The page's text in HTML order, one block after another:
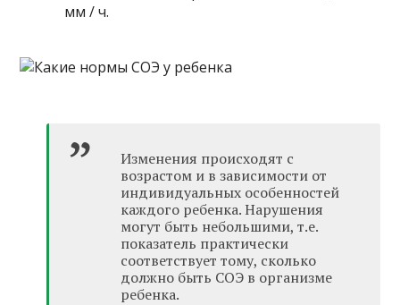
мм / ч.
Изменения происходят с
возрастом и в зависимости от
индивидуальных особенностей
каждого ребенка. Нарушения
могут быть небольшими, т.е.
показатель практически
соответствует тому, сколько
должно быть СОЭ в организме
ребенка.